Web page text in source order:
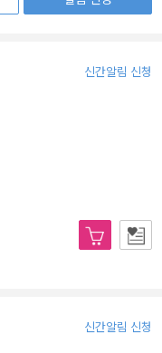
신간알림 신청
신간알림 신청